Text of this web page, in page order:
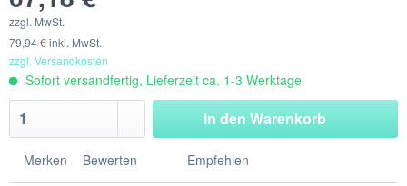
zzgl. MwSt.
79,94 € inkl. MwSt.
zzgl. Versandkosten
Sofort versandfertig, Lieferzeit ca. 1-3 Werktage
In den Warenkorb
Merken Bewerten Empfehlen